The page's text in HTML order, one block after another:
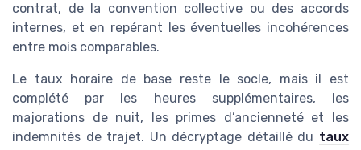
contrat, de la convention collective ou des accords
internes, et en repérant les éventuelles incohérences
entre mois comparables.
Le taux horaire de base reste le socle, mais il est
complété par les heures supplémentaires, les
majorations de nuit, les primes d’ancienneté et les
indemnités de trajet. Un décryptage détaillé du taux